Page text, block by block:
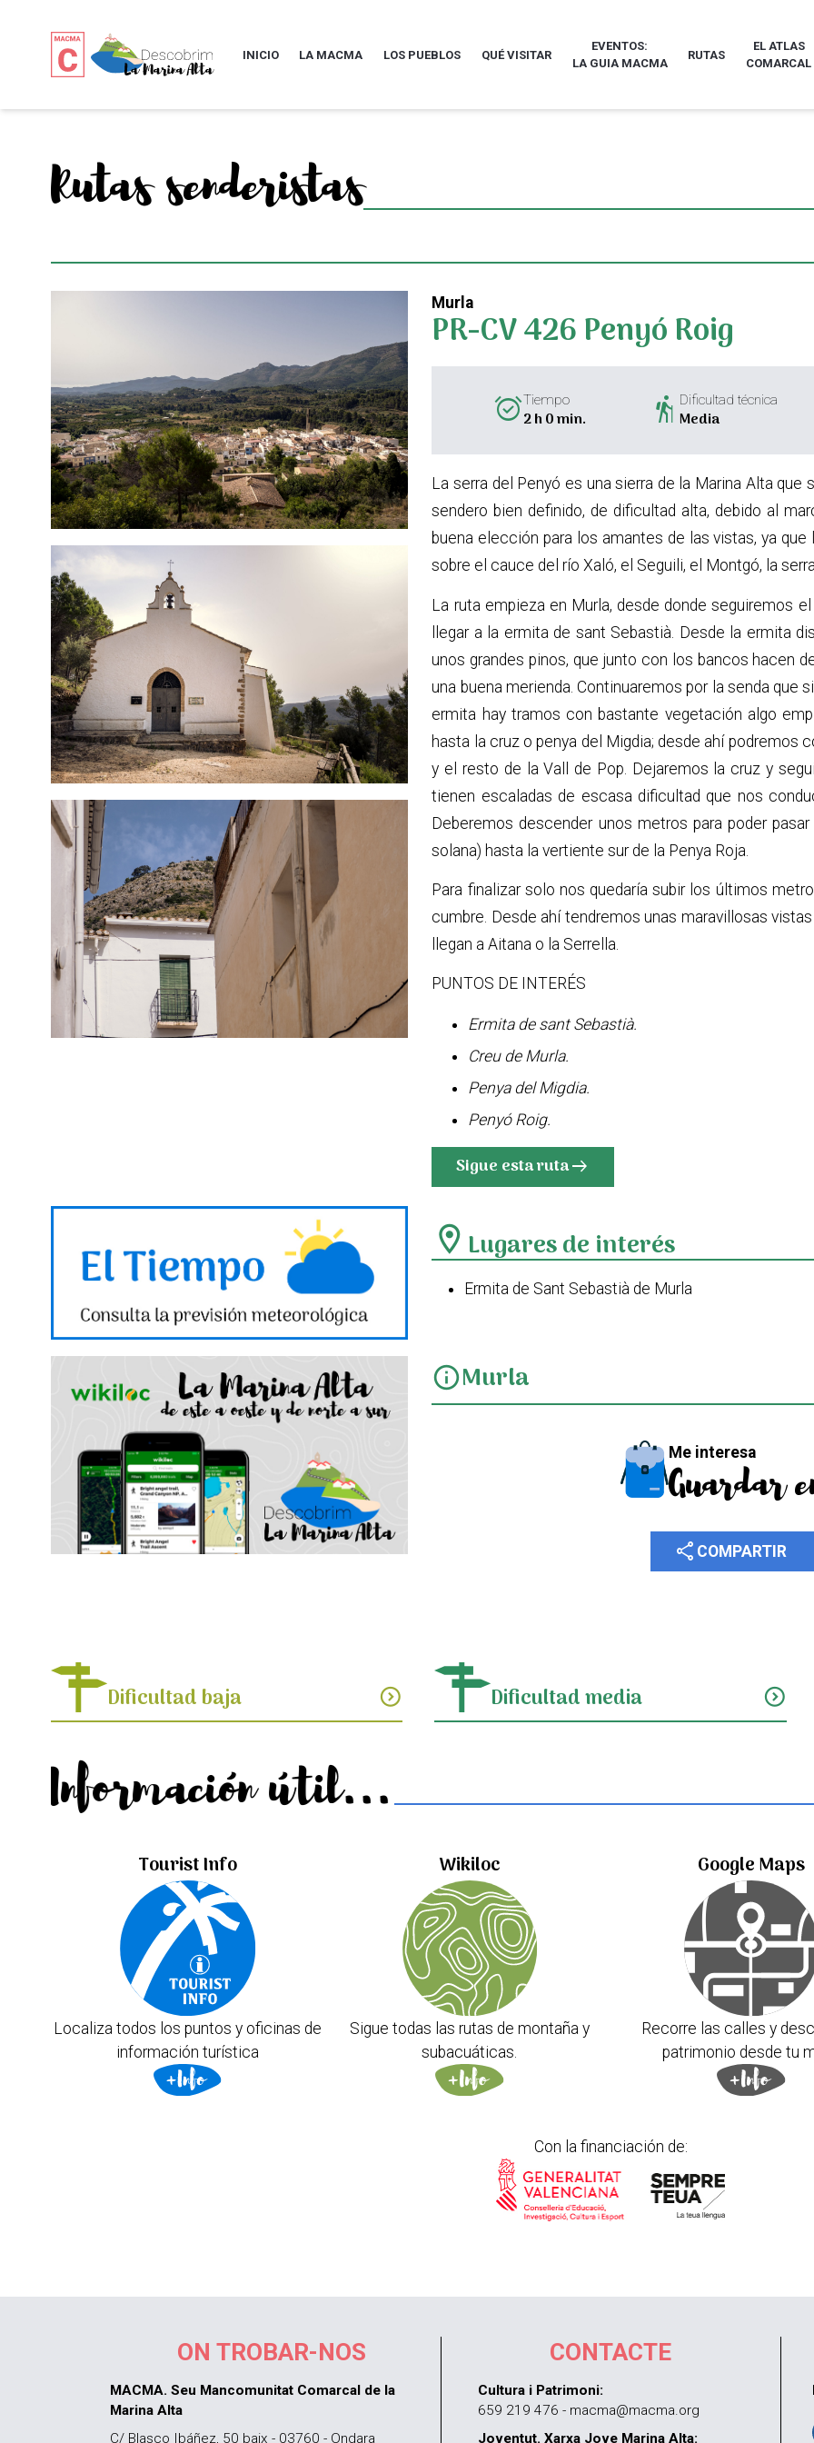
INICIO LA MACMA LOS PUEBLOS QUÉ VISITAR
EVENTOS:
LA GUIA MACMA
RUTAS
EL ATLAS
COMARCAL
Rutas senderistas
Murla
PR-CV 426 Penyó Roig
alarm_onTiempo
2 h 0 min. hikingDificultad técnica
Media
La serra del Penyó es una sierra de la Marina Alta
sendero bien definido, de dificultad alta, debido al
buena elección para los amantes de las vistas, ya
sobre el cauce del río Xaló, el Seguili, el Montgó, la
La ruta empieza en Murla, desde donde seguiremos
llegar a la ermita de sant Sebastià. Desde la ermita
unos grandes pinos, que junto con los bancos hacen
una buena merienda. Continuaremos por la senda que
ermita hay tramos con bastante vegetación algo
hasta la cruz o penya del Migdia; desde ahí podremos
y el resto de la Vall de Pop. Dejaremos la cruz y
tienen escaladas de escasa dificultad que nos
Deberemos descender unos metros para poder
solana) hasta la vertiente sur de la Penya Roja.
Para finalizar solo nos quedaría subir los últimos
cumbre. Desde ahí tendremos unas maravillosas
llegan a Aitana o la Serrella.
PUNTOS DE INTERÉS
Ermita de sant Sebastià.
Creu de Murla.
Penya del Migdia.
Penyó Roig.
Sigue esta rutaarrow_right_alt
location_on Lugares de interés
Ermita de Sant Sebastià de Murla
infoMurla
Me interesa
Guardar
share COMPARTIR
Dificultad baja expand_circle_down Dificultad media expand_circle_down
Información útil...
Tourist Info
Localiza todos los puntos y oficinas de
información turística
Wikiloc
Sigue todas las rutas de montaña y
subacuáticas.
Google Maps
Recorre las calles y
patrimonio desde tu
Con la financiación de:
ON TROBAR-NOS
MACMA. Seu Mancomunitat Comarcal de la
Marina Alta
C/ Blasco Ibáñez, 50 baix - 03760 - Ondara
CONTACTE
Cultura i Patrimoni:
659 219 476 - macma@macma.org
Joventut. Xarxa Jove Marina Alta: